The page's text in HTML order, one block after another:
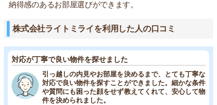
納得感のあるお部屋選びができます。
株式会社ライトミライを利用した人の口コミ
対応が丁寧で良い物件を探せました
引っ越しの内見やお部屋を決めるまで、とても丁寧な
対応で良い物件を探すことができました。細かな条件
や質問にも困った顔をせず教えてくれて、安心して物
件を決められました。